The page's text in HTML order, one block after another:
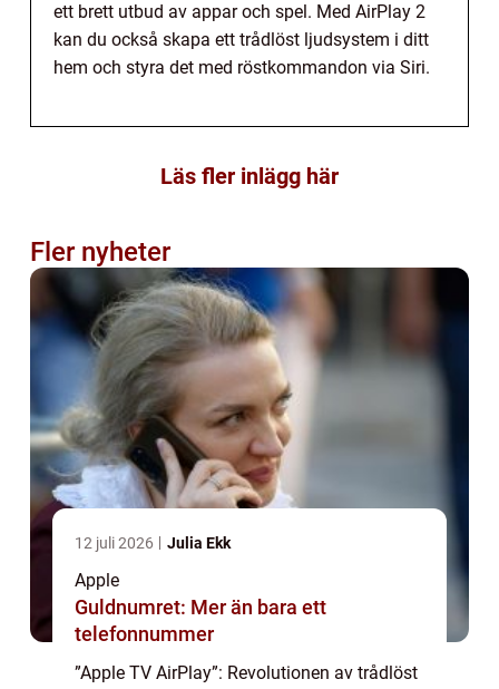
ett brett utbud av appar och spel. Med AirPlay 2
kan du också skapa ett trådlöst ljudsystem i ditt
hem och styra det med röstkommandon via Siri.
Läs fler inlägg här
Fler nyheter
12 juli 2026 Julia Ekk
Apple
Guldnumret: Mer än bara ett
telefonnummer
”Apple TV AirPlay”: Revolutionen av trådlöst